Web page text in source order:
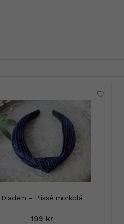
Diadem - Plissé mörkblå
199 kr